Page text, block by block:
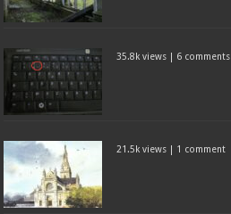
35.8k views | 6 comments
21.5k views | 1 comment